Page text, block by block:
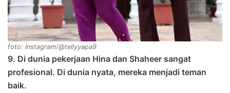
foto: Instagram/@tellyyapa9
9. Di dunia pekerjaan Hina dan Shaheer sangat
profesional. Di dunia nyata, mereka menjadi teman
baik.